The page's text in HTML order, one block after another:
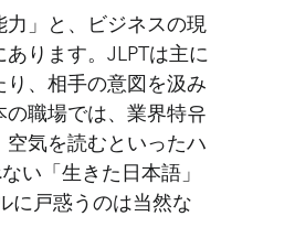
」と、ビジネスの現
ります。JLPTは主に
、相手の意図を汲み
職場では、業界特유
気を読むといったハ
い「生きた日本語」
に戸惑うのは当然な